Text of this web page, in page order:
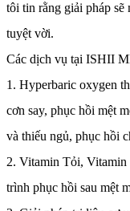
tôi tin rằng giải pháp
tuyệt vời.
Các dịch vụ tại ISHII
1. Hyperbaric oxygen
cơn say, phục hồi mệt
và thiếu ngủ, phục hồi
2. Vitamin Tỏi, Vitamin
trình phục hồi sau mệt